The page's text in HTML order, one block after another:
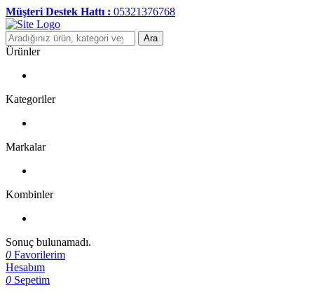
Müşteri Destek Hattı : 05321376768
Ara
Ürünler
Kategoriler
Markalar
Kombinler
Sonuç bulunamadı.
0 Favorilerim
Hesabım
0 Sepetim